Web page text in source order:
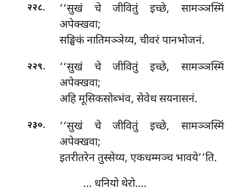
२२८.
‘‘सुखं चे जीवितुं इच्छे, सामञ्ञस्मिं
अपेक्खवा;
सङ्घिकं नातिमञ्ञेय्य, चीवरं पानभोजनं.
२२९.
‘‘सुखं चे जीवितुं इच्छे, सामञ्ञस्मिं
अपेक्खवा;
अहि मूसिकसोब्भंव, सेवेथ सयनासनं.
२३०. ‘‘सुखं चेजीवितुं इच्छे, सामञ्ञस्मिं
अपेक्खवा;
इतरीतरेन तुस्सेय्य, एकधम्मञ्च भावये’’ति.
… धनियो थेरो….